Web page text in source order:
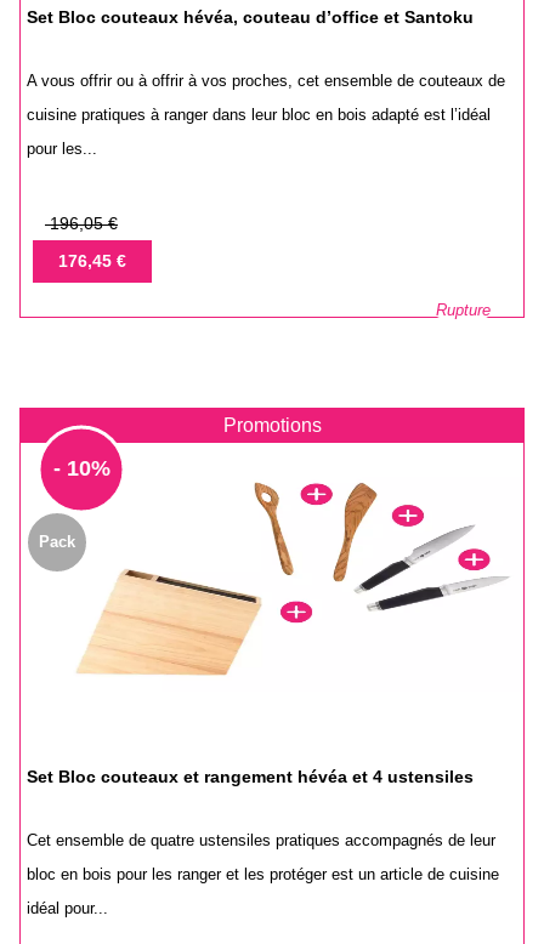
Set Bloc couteaux hévéa, couteau d’office et Santoku
A vous offrir ou à offrir à vos proches, cet ensemble de couteaux de
cuisine pratiques à ranger dans leur bloc en bois adapté est l’idéal
pour les...
Prix
base
196,05 €
Prix176,45 €
Rupture
Promotions
- 10%
Set Bloc couteaux et rangement hévéa et 4 ustensiles
Cet ensemble de quatre ustensiles pratiques accompagnés de leur
bloc en bois pour les ranger et les protéger est un article de cuisine
idéal pour...
Pack